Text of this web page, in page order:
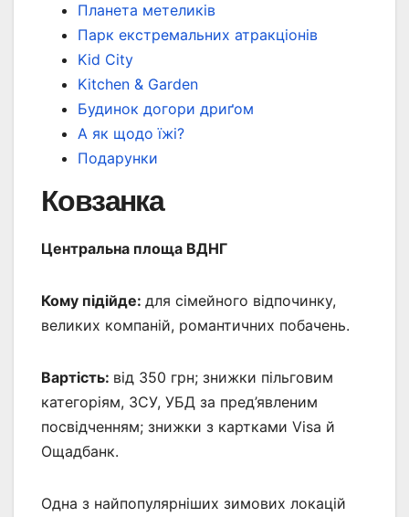
Планета метеликів
Парк екстремальних атракціонів
Kid City
Kitchen & Garden
Будинок догори дриґом
А як щодо їжі?
Подарунки
Ковзанка
Центральна площа ВДНГ
Кому підійде: для сімейного відпочинку,
великих компаній, романтичних побачень.
Вартість: від 350 грн; знижки пільговим
категоріям, ЗСУ, УБД за пред’явленим
посвідченням; знижки з картками Visa й
Ощадбанк.
Одна з найпопулярніших зимових локацій